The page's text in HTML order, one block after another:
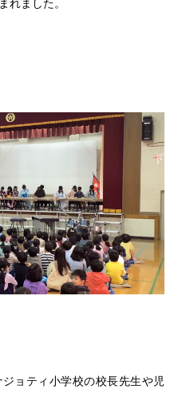
れました。
ョティ小学校の校長先生や児